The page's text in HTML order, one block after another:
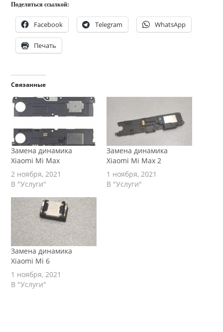
Поделиться ссылкой:
Facebook Telegram WhatsApp
Печать
Связанные
Замена динамика
Xiaomi Mi Max
2 ноября, 2021
В "Услуги"
Замена динамика
Xiaomi Mi Max 2
1 ноября, 2021
В "Услуги"
Замена динамика
Xiaomi Mi 6
1 ноября, 2021
В "Услуги"